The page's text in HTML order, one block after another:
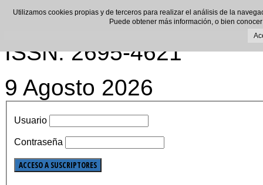
ISSN: 2695-4621
9 Agosto 2026
Usuario
Contraseña
Utilizamos cookies propias y de terceros para realizar el análisis de la
Puede obtener más información, o bien